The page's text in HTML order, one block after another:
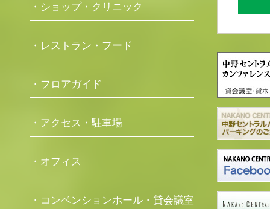
・ショップ・クリニック
・レストラン・フード
・フロアガイド
・アクセス・駐車場
・オフィス
・コンベンションホール・貸会議室